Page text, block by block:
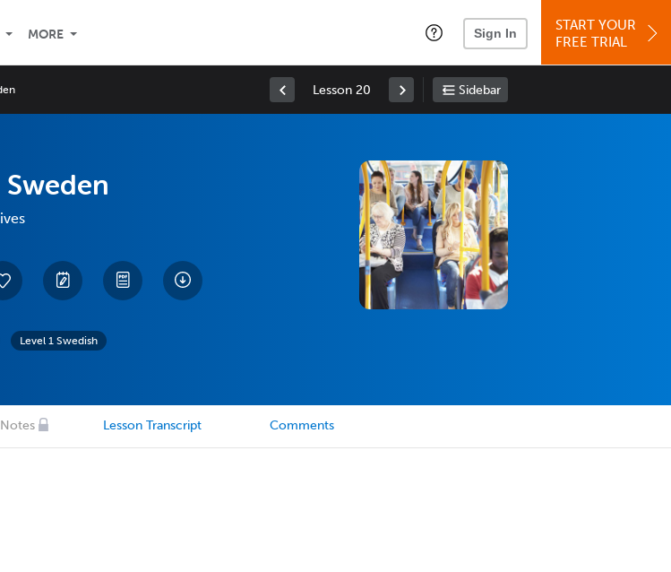
MORE Sign In
START YOUR
FREE TRIAL
Lesson 20 Sidebar
Level 1 Swedish
Lesson Transcript Comments